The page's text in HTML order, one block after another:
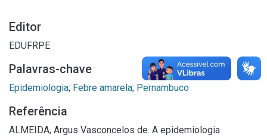
Editor
EDUFRPE
Palavras-chave
Epidemiologia; Febre amarela; Pernambuco
Referência
ALMEIDA, Argus Vasconcelos de. A epidemiologia